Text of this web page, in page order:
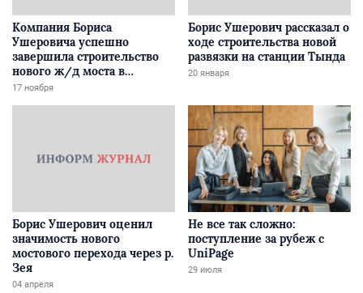
Компания Бориса
Ушеровича успешно
завершила строительство
нового ж/д моста в
Забайкалье
17 ноября
Борис Ушерович рассказал о
ходе строительства новой
развязки на станции Тында
20 января
Борис Ушерович оценил
значимость нового
мостового перехода через р.
Зея
04 апреля
Не все так сложно:
поступление за рубеж с
UniPage
29 июля